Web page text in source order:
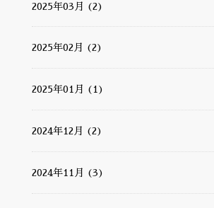
2025年03月 (2)
2025年02月 (2)
2025年01月 (1)
2024年12月 (2)
2024年11月 (3)